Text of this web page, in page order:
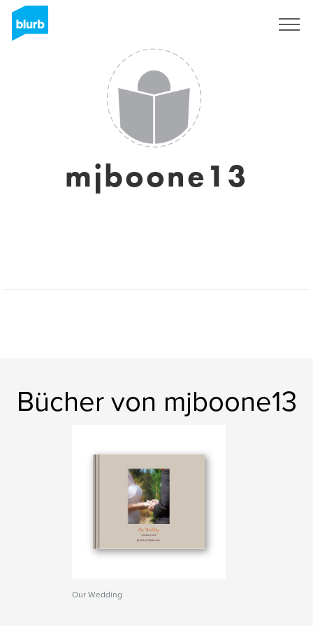
mjboone13
Bücher von mjboone13
Our Wedding